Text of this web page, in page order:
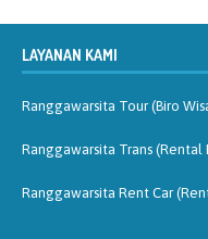
LAYANAN KAMI
Ranggawarsita Tour (Biro
Ranggawarsita Trans (Rental
Ranggawarsita Rent Car